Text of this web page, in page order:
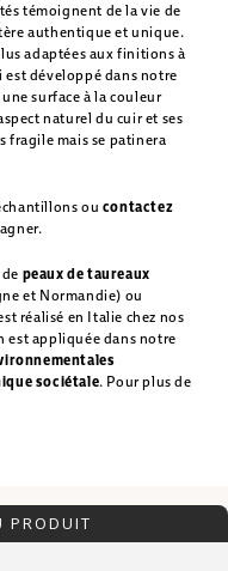
témoignent de la vie de
authentique et unique.
adaptées aux finitions à
est développé dans notre
une surface à la couleur
naturel du cuir et ses
mais se patinera
ou contactez
peaux de taureaux
et Normandie) ou
réalisé en Italie chez nos
est appliquée dans notre
sociétale. Pour plus de
PRODUIT